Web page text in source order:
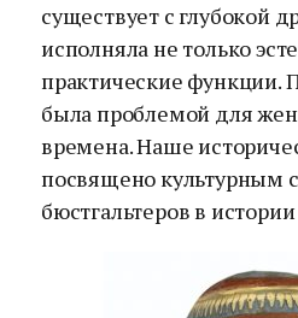
существует с глубокой
исполняла не только
практические функции.
была проблемой для
времена. Наше
посвящено культурным
бюстгальтеров в